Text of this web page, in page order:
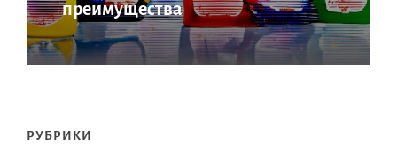
преимущества
РУБРИКИ